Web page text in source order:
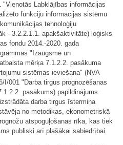
Labklājības informācijas
funkciju informācijas sistēmu
tehnoloģiju
- 3.2.2.1.1. apakšaktivitāte) loģisks
fondu 2014.-2020. gada
"Izaugsme un
mērķa 7.1.2.2. pasākuma
sistēmas ieviešana" (NVA
001 "Darba tirgus prognozēšanas
pasākums) papildinājums.
darba tirgus īstermiņa
no metodikas, ekonometriskā
atspoguļošanas rīka, kas tiek
publiski arī plašākai sabiedrībai.